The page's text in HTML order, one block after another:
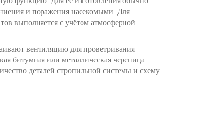
функцию. Для её изготовления обычно
и поражения насекомыми. Для
выполняется с учётом атмосферной
вентиляцию для проветривания
битумная или металлическая черепица.
деталей стропильной системы и схему